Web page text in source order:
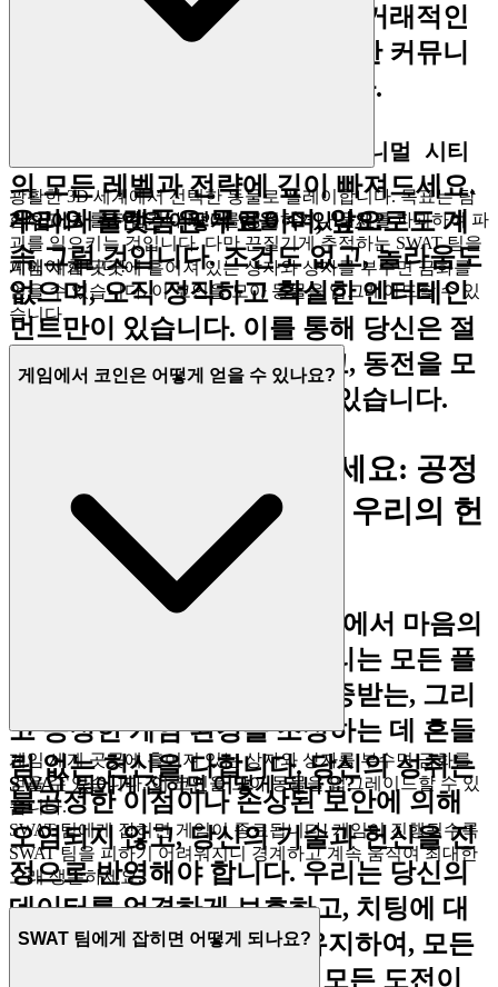
트가 자유롭게 주어져야 하며, 거래적인
압박이 아닌 상호 존중에 기반한 커뮤니
티를 조성해야 한다고 믿습니다.
크레이지 애니멀 시티
의 모든 레벨과 전략에 깊이 빠져드세요.
우리의 플랫폼은 무료이며, 앞으로도 계
속 그럴 것입니다. 조건도 없고, 놀라움도
없으며, 오직 정직하고 확실한 엔터테인
먼트만이 있습니다. 이를 통해 당신은 절
대적인 자유로 상자를 부수고, 동전을 모
으고, SWAT 팀을 따돌릴 수 있습니다.
3. 자신감 있게 플레이하세요: 공정
하고 안전한 환경에 대한 우리의 헌
디지털 엔터테인먼트의 영역에서 마음의
평화는 가장 중요합니다. 우리는 모든 플
레이어를 위해 안전하고, 존중받는, 그리
고 공정한 게임 환경을 조성하는 데 흔들
림 없는 헌신을 다합니다. 당신의 성취는
불공정한 이점이나 손상된 보안에 의해
오염되지 않고, 당신의 기술과 헌신을 진
정으로 반영해야 합니다. 우리는 당신의
데이터를 엄격하게 보호하고, 치팅에 대
해 zero-tolerance 정책을 유지하여, 모든
승리가 정당하게 얻어지고 모든 도전이
광활한 3D 세계에서 선택한 동물로 플레이합니다. 목표는 탐
험하고, 차를 뒤집거나 NPC를 공격하거나 물체를 파괴하여 파
괴를 일으키는 것입니다. 다만 끈질기게 추적하는 SWAT 팀을
피해야 합니다!
게임에서 코인은 어떻게 얻을 수 있나요?
게임 세계 곳곳에 흩어져 있는 상자와 상자를 부수면 금화를
얻을 수 있습니다. 이 코인을 모아 동물을 업그레이드할 수 있
습니다.
게임에서 코인은 어떻게 얻을 수 있나요?
게임 세계 곳곳에 흩어져 있는 상자와 상자를 부수면 금화를
얻을 수 있습니다. 이 코인을 모아 동물을 업그레이드할 수 있
습니다.
SWAT 팀에게 잡히면 어떻게 되나요?
SWAT 팀에게 잡히면 게임이 종료됩니다! 게임이 진행될수록
SWAT 팀을 피하기 어려워지니 경계하고 계속 움직여 최대한
오래 생존하세요.
SWAT 팀에게 잡히면 어떻게 되나요?